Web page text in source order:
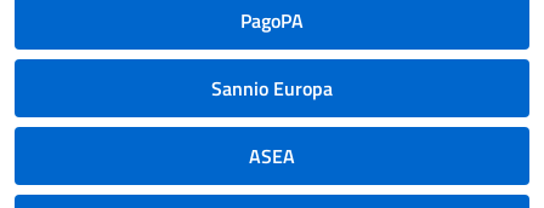
PagoPA
Sannio Europa
ASEA